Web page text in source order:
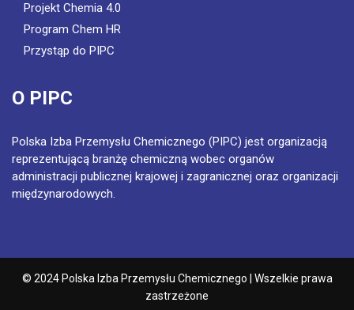
Projekt Chemia 4.0
Program Chem HR
Przystąp do PIPC
O PIPC
Polska Izba Przemysłu Chemicznego (PIPC) jest organizacją
reprezentującą branżę chemiczną wobec organów
administracji publicznej krajowej i zagranicznej oraz organizacji
międzynarodowych.
© 2024 Polska Izba Przemysłu Chemicznego | Wszelkie prawa
zastrzeżone